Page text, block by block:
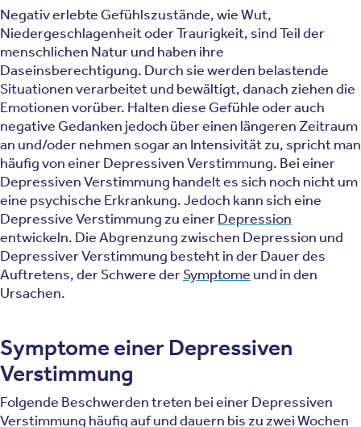
Negativ erlebte Gefühlszustände, wie Wut,
Niedergeschlagenheit oder Traurigkeit, sind Teil der
menschlichen Natur und haben ihre
Daseinsberechtigung. Durch sie werden belastende
Situationen verarbeitet und bewältigt, danach ziehen die
Emotionen vorüber. Halten diese Gefühle oder auch
negative Gedanken jedoch über einen längeren Zeitraum
an und/oder nehmen sogar an Intensivität zu, spricht man
häufig von einer Depressiven Verstimmung. Bei einer
Depressiven Verstimmung handelt es sich noch nicht um
eine psychische Erkrankung. Jedoch kann sich eine
Depressive Verstimmung zu einerDepression
entwickeln. Die Abgrenzung zwischen Depression und
Depressiver Verstimmung besteht in der Dauer des
Auftretens, der Schwere derSymptome und in den
Ursachen.
Symptome einer Depressiven
Verstimmung
Folgende Beschwerden treten bei einer Depressiven
Verstimmung häufig auf und dauern bis zu zwei Wochen